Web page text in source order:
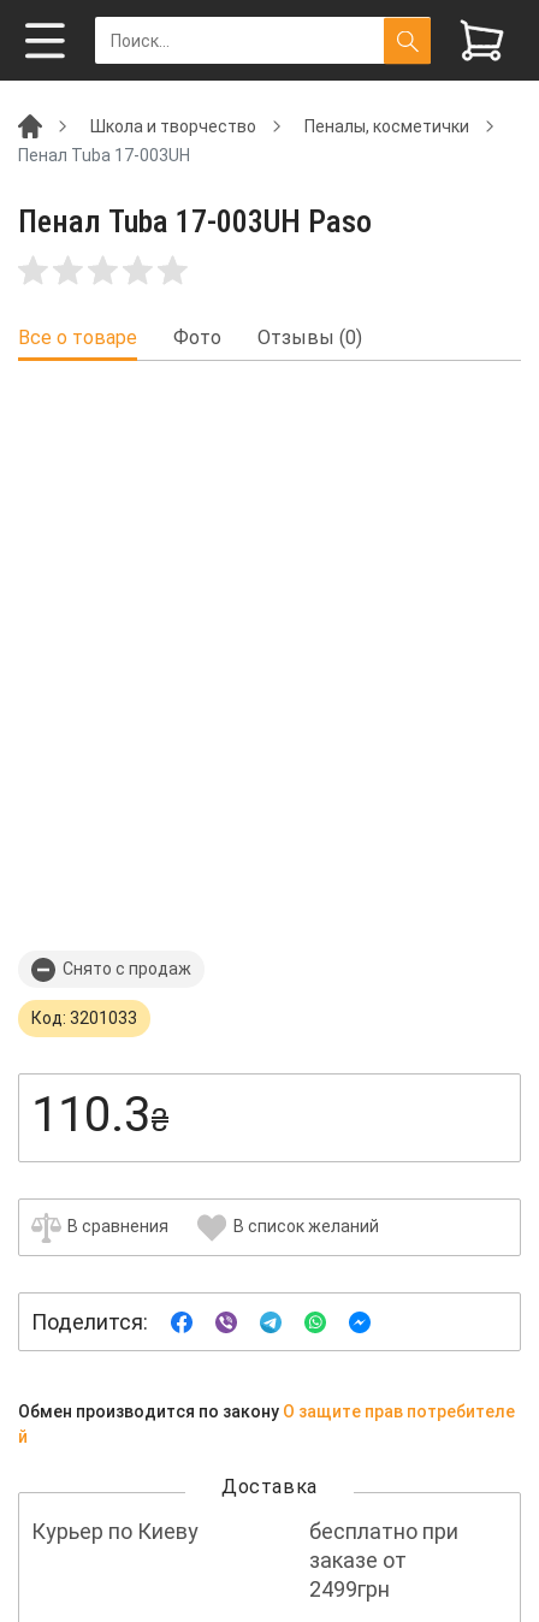
Школа и творчество
Пеналы, косметички
Пенал Tuba 17-003UH
Пенал Tuba 17-003UH Paso
Все о товаре Фото Отзывы (0)
Снято с продаж
Код: 3201033
110.3₴
В сравнения В список желаний
Поделится:
Обмен производится по закону О защите прав потребителе
й
Доставка
Курьер по Киеву
бесплатно при
заказе от
2499грн